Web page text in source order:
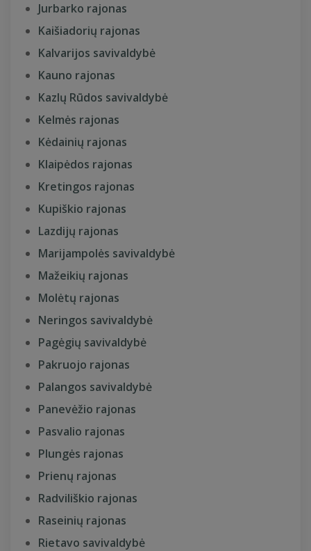
Jurbarko rajonas
Kaišiadorių rajonas
Kalvarijos savivaldybė
Kauno rajonas
Kazlų Rūdos savivaldybė
Kelmės rajonas
Kėdainių rajonas
Klaipėdos rajonas
Kretingos rajonas
Kupiškio rajonas
Lazdijų rajonas
Marijampolės savivaldybė
Mažeikių rajonas
Molėtų rajonas
Neringos savivaldybė
Pagėgių savivaldybė
Pakruojo rajonas
Palangos savivaldybė
Panevėžio rajonas
Pasvalio rajonas
Plungės rajonas
Prienų rajonas
Radviliškio rajonas
Raseinių rajonas
Rietavo savivaldybė